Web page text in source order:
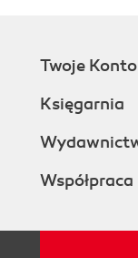
Twoje Konto
Księgarnia
Współpraca